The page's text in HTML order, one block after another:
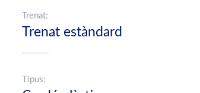
Trenat:
Trenat estàndard
Tipus: